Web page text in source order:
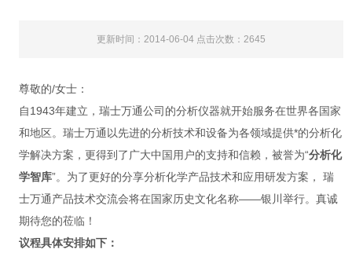
更新时间：2014-06-04 点击次数：2645
尊敬的/女士：
自1943年建立，瑞士万通公司的分析仪器就开始服务在世界各国家
和地区。瑞士万通以先进的分析技术和设备为各领域提供*的分析化
学解决方案，更得到了广大中国用户的支持和信赖，被誉为“分析化
学智库”。为了更好的分享分析化学产品技术和应用研发方案， 瑞
士万通产品技术交流会将在国家历史文化名称——银川举行。真诚
期待您的莅临！
议程具体安排如下：